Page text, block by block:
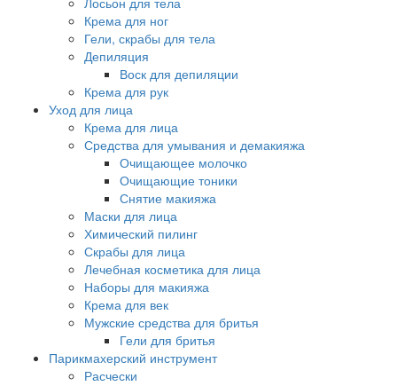
Крема для ног
Гели, скрабы для тела
Депиляция
Воск для депиляции
Крема для рук
Уход для лица
Крема для лица
Средства для умывания и демакияжа
Очищающее молочко
Очищающие тоники
Снятие макияжа
Маски для лица
Химический пилинг
Скрабы для лица
Лечебная косметика для лица
Наборы для макияжа
Крема для век
Мужские средства для бритья
Гели для бритья
Парикмахерский инструмент
Расчески